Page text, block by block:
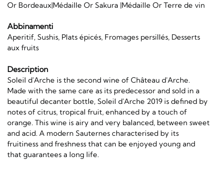
Or Bordeaux|Médaille Or Sakura |Médaille Or Terre de vin
Abbinamenti
Aperitif, Sushis, Plats épicés, Fromages persillés, Desserts
aux fruits
Description
Soleil d'Arche is the second wine of Château d'Arche.
Made with the same care as its predecessor and sold in a
beautiful decanter bottle, Soleil d'Arche 2019 is defined by
notes of citrus, tropical fruit, enhanced by a touch of
orange. This wine is airy and very balanced, between sweet
and acid. A modern Sauternes characterised by its
fruitiness and freshness that can be enjoyed young and
that guarantees a long life.